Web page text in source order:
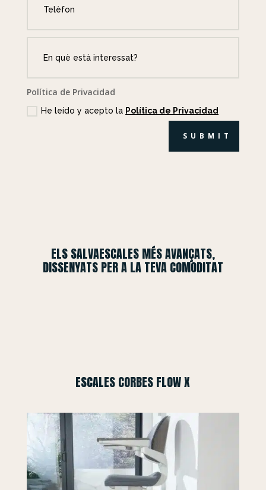
Política de Privacidad
He leído y acepto la Política de Privacidad
SUBMIT
ELS SALVAESCALES MÉS AVANÇATS,
DISSENYATS PER A LA TEVA COMODITAT
ESCALES CORBES FLOW X